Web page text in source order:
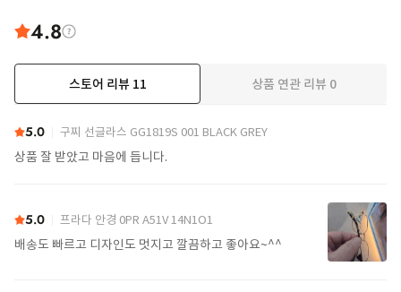
4.8
스토어 리뷰 11 상품 연관 리뷰 0
5.0 구찌 선글라스 GG1819S 001 BLACK GREY
상품 잘 받았고 마음에 듭니다.
5.0 프라다 안경 0PR A51V 14N1O1
배송도 빠르고 디자인도 멋지고 깔끔하고 좋아요~^^